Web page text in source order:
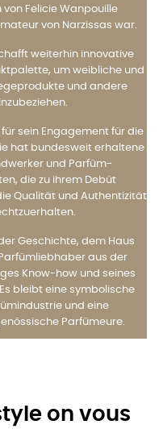
von Felicie Wanpouille
von Narzissas war.
weiterhin innovative
um weibliche und
und andere
sein Engagement für die
hat bundesweit erhaltene
und Parfüm-
die zu ihrem Debüt
Qualität und Authentizität
Geschichte, dem Haus
aus der
Know-how und seines
bleibt eine symbolische
und eine
Parfümeure.
on vous